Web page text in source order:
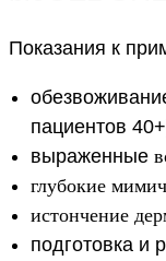
Показания к
пациентов
выраженные
глубокие
истончение
подготовка и